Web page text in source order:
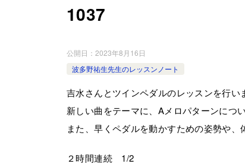
1037
公開日： 2023年8月16日
波多野祐生先生のレッスンノート
吉水さんとツインペダルのレッスンを行い
新しい曲をテーマに、Aメロパターンにつ
また、早くペダルを動かすための姿勢や、
２時間連続 1/2